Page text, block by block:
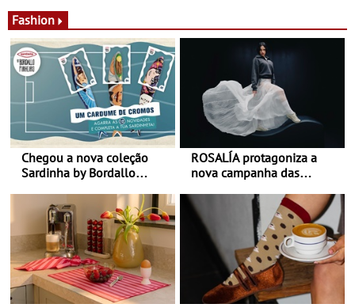
Fashion
Chegou a nova coleção
Sardinha by Bordallo
ROSALÍA protagoniza a
nova campanha das
Balance